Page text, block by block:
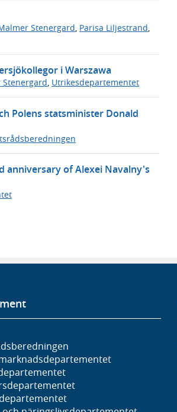
Stenergard, Parisa Liljestrand,
i Warszawa
, Utrikesdepartementet
Polens statsminister Donald
anniversary of Alexei Navalny's